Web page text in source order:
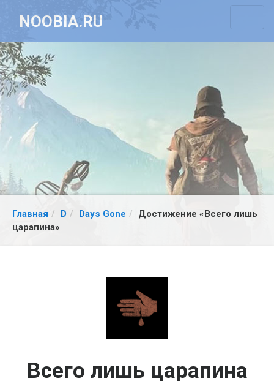
NOOBIA.RU
Главная D Days Gone
Достижение «Всего лишь
царапина»
Всего лишь царапина